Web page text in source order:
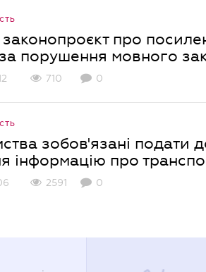
про
порушення мовного
710 0
зобов'язані подати
інформацію про
2591 0